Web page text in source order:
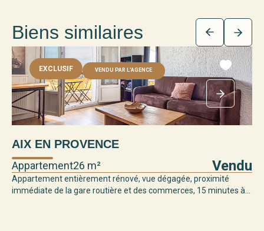
Biens similaires
EXCLUSIF VENDU PAR L'AGENCE
AIX EN PROVENCE
Appartement26 m² Vendu
Appartement entièrement rénové, vue dégagée, proximité
immédiate de la gare routière et des commerces, 15 minutes à...